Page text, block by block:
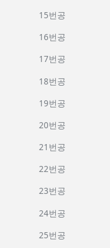
15번공
16번공
17번공
18번공
19번공
20번공
21번공
22번공
23번공
24번공
25번공